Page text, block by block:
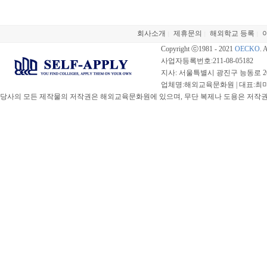
회사소개 제휴문의 해외학교 등록
Copyright ⓒ1981 - 2021 OECKO.
사업자등록번호:211-08-05182
지사: 서울특별시 광진구 능동로
업체명:해외교육문화원 | 대표:최
당사의 모든 제작물의 저작권은 해외교육문화원에 있으며, 무단 복제나 도용은 저